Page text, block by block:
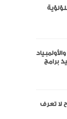
برامج
لا تعرف